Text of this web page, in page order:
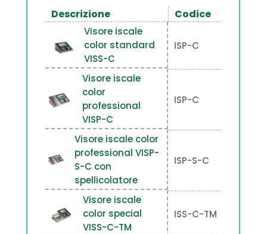
Descrizione Codice
Visore iscale
color standard
VISS-C
ISP-C
Visore iscale
color
professional
VISP-C
ISP-C
Visore iscale color
professional VISP-
S-C con
spellicolatore
ISP-S-C
Visore iscale
color special
VISS-C-TM
ISS-C-TM